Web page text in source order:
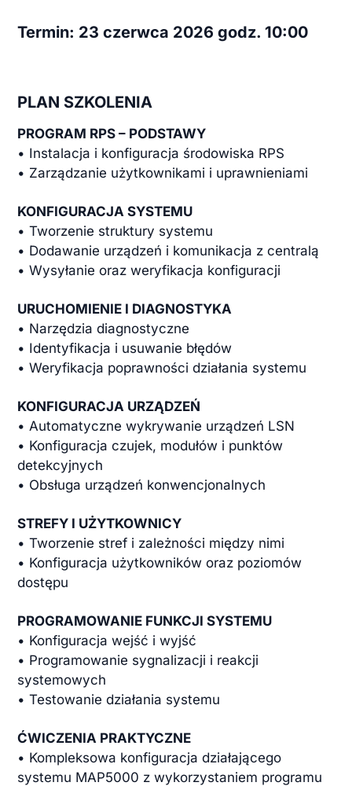
Termin: 23 czerwca 2026 godz. 10:00
PLAN SZKOLENIA
PROGRAM RPS – PODSTAWY
• Instalacja i konfiguracja środowiska RPS
• Zarządzanie użytkownikami i uprawnieniami
KONFIGURACJA SYSTEMU
• Tworzenie struktury systemu
• Dodawanie urządzeń i komunikacja z centralą
• Wysyłanie oraz weryfikacja konfiguracji
URUCHOMIENIE I DIAGNOSTYKA
• Narzędzia diagnostyczne
• Identyfikacja i usuwanie błędów
• Weryfikacja poprawności działania systemu
KONFIGURACJA URZĄDZEŃ
• Automatyczne wykrywanie urządzeń LSN
• Konfiguracja czujek, modułów i punktów
detekcyjnych
• Obsługa urządzeń konwencjonalnych
STREFY I UŻYTKOWNICY
• Tworzenie stref i zależności między nimi
• Konfiguracja użytkowników oraz poziomów
dostępu
PROGRAMOWANIE FUNKCJI SYSTEMU
• Konfiguracja wejść i wyjść
• Programowanie sygnalizacji i reakcji
systemowych
• Testowanie działania systemu
ĆWICZENIA PRAKTYCZNE
• Kompleksowa konfiguracja działającego
systemu MAP5000 z wykorzystaniem programu